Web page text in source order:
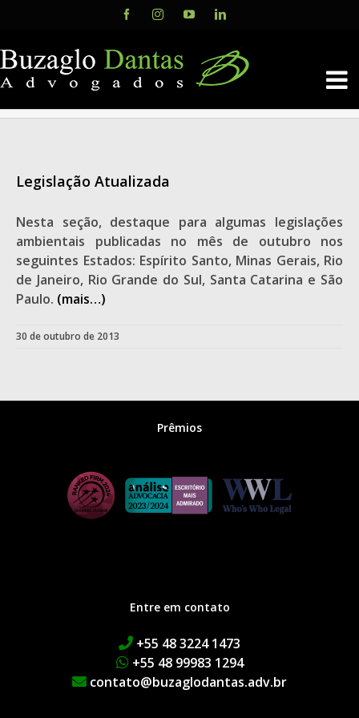
content
FacebookInstagramYouTubeLinkedIn
Legislação Atualizada
Nesta seção, destaque para algumas legislações
ambientais publicadas no mês de outubro nos
seguintes Estados: Espírito Santo, Minas Gerais, Rio
de Janeiro, Rio Grande do Sul, Santa Catarina e São
Paulo. (mais…)
30 de outubro de 2013
Prêmios
Entre em contato
+55 48 3224 1473
+55 48 99983 1294
contato@buzaglodantas.adv.br